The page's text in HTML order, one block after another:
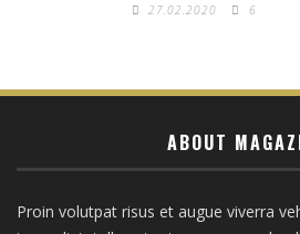
27.02.2020 6
ABOUT
Proin volutpat risus et augue viverra